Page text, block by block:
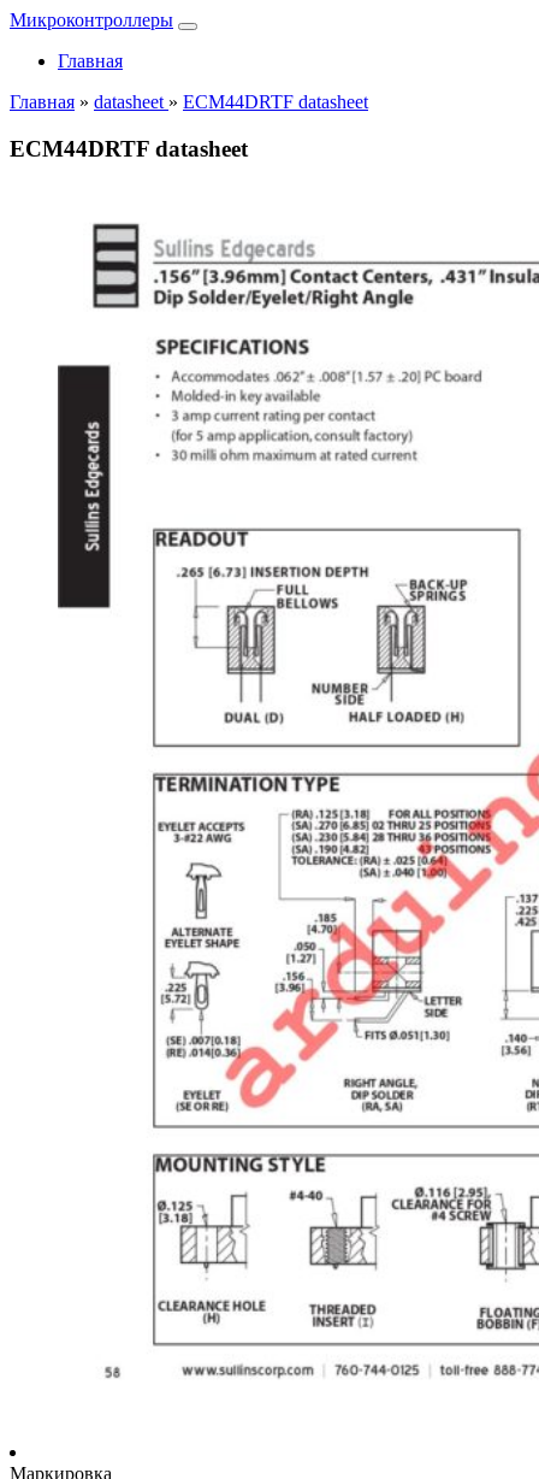
Микроконтроллеры
Главная
Главная » datasheet » ECM44DRTF datasheet
ECM44DRTF datasheet
Маркировка